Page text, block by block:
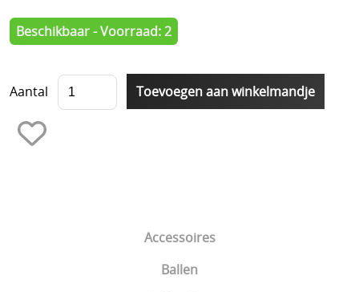
Accessoires
Ballen
Beschikbaar - Voorraad: 2
Aantal